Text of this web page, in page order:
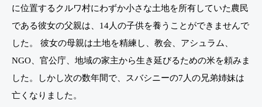
に位置するクルワ村にわずか小さな土地を所有していた農民
である彼女の父親は、14人の子供を養うことができませんで
した。 彼女の母親は土地を精練し、教会、アシュラム、
NGO、官公庁、地域の家主から生き延びるための米を頼みま
した。しかし次の数年間で、スバシニーの7人の兄弟姉妹は
亡くなりました。